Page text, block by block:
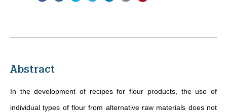
Abstract
In the development of recipes for flour products, the use of
individual types of flour from alternative raw materials does not